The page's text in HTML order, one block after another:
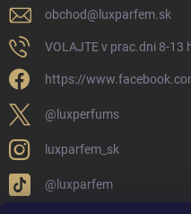
obchod@ luxparfem.sk
VOLAJTE v prac.dni 8-13
https://
@luxperfums
luxparfem_sk
@luxparfem